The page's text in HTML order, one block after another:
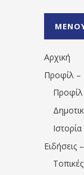
Αρχική
Προφίλ –
Προφίλ
Ιστορία
Ειδήσεις